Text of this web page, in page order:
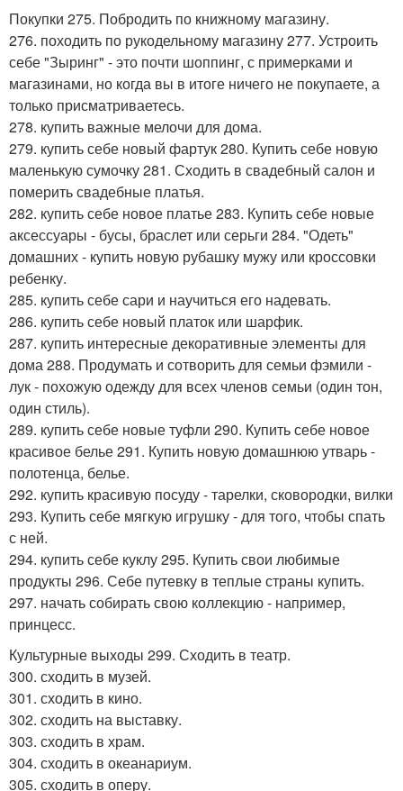
Покупки 275. Побродить по книжному магазину.
276. походить по рукодельному магазину 277. Устроить
себе "Зыринг" - это почти шоппинг, с примерками и
магазинами, но когда вы в итоге ничего не покупаете, а
только присматриваетесь.
278. купить важные мелочи для дома.
279. купить себе новый фартук 280. Купить себе новую
маленькую сумочку 281. Сходить в свадебный салон и
померить свадебные платья.
282. купить себе новое платье 283. Купить себе новые
аксессуары - бусы, браслет или серьги 284. "Одеть"
домашних - купить новую рубашку мужу или кроссовки
ребенку.
285. купить себе сари и научиться его надевать.
286. купить себе новый платок или шарфик.
287. купить интересные декоративные элементы для
дома 288. Продумать и сотворить для семьи фэмили -
лук - похожую одежду для всех членов семьи (один тон,
один стиль).
289. купить себе новые туфли 290. Купить себе новое
красивое белье 291. Купить новую домашнюю утварь -
полотенца, белье.
292. купить красивую посуду - тарелки, сковородки, вилки
293. Купить себе мягкую игрушку - для того, чтобы спать
с ней.
294. купить себе куклу 295. Купить свои любимые
продукты 296. Себе путевку в теплые страны купить.
297. начать собирать свою коллекцию - например,
принцесс.
Культурные выходы 299. Сходить в театр.
300. сходить в музей.
301. сходить в кино.
302. сходить на выставку.
303. сходить в храм.
304. сходить в океанариум.
305. сходить в оперу.